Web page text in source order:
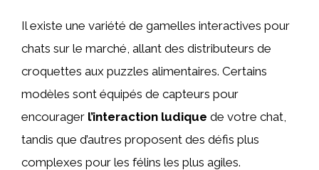
Il existe une variété de gamelles interactives pour
chats sur le marché, allant des distributeurs de
croquettes aux puzzles alimentaires. Certains
modèles sont équipés de capteurs pour
encourager l’interaction ludique de votre chat,
tandis que d’autres proposent des défis plus
complexes pour les félins les plus agiles.